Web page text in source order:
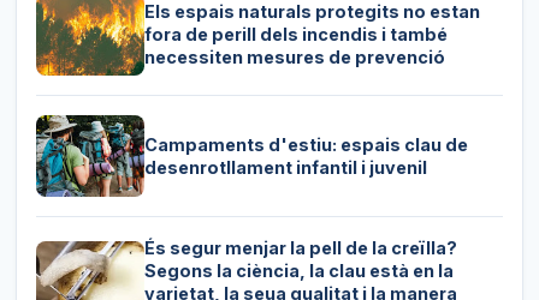
Els espais naturals protegits no estan
fora de perill dels incendis i també
necessiten mesures de prevenció
Campaments d'estiu: espais clau de
desenrotllament infantil i juvenil
És segur menjar la pell de la creïlla?
Segons la ciència, la clau està en la
varietat, la seua qualitat i la manera